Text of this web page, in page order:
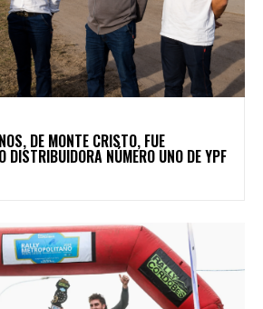
DE MONTE CRISTO, FUE
DISTRIBUIDORA NÚMERO UNO DE YPF